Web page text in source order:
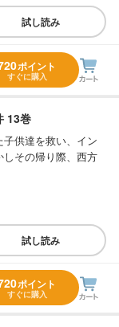
試し読み
ポイント
すぐに購入
13巻
供達を救い、イン
その帰り際、西方
試し読み
ポイント
すぐに購入